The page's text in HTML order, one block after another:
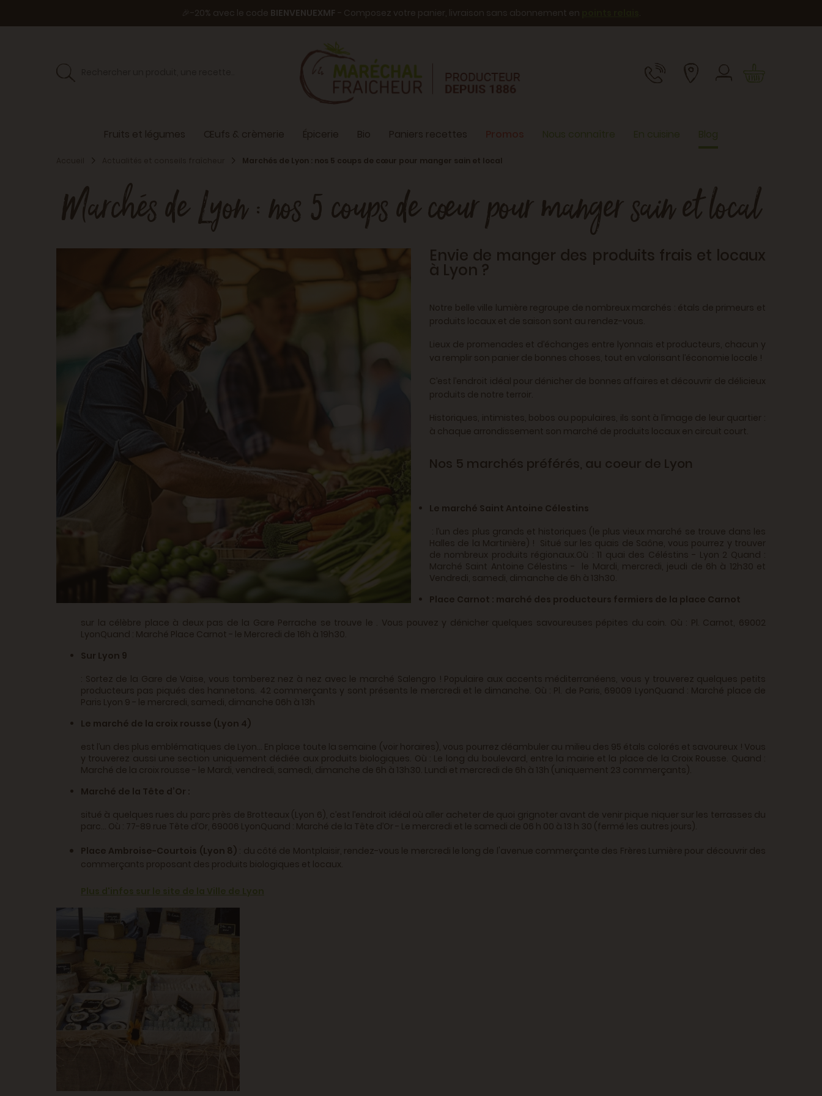
🎉-20% avec le code BIENVENUEXMF - Composez votre panier, livraison sans abonnement en .
Fruits et légumes Œufs & crèmerie Épicerie Bio Paniers recettes Nous connaître En cuisine Blog
Marchés de Lyon : nos 5 coups de cœur pour manger sain et local
Marchés de Lyon : nos 5 coups de cœur pour manger sain et local
Envie de manger des produits frais et locaux
à Lyon ?
Notre belle ville lumière regroupe de nombreux marchés : étals de primeurs et
produits locaux et de saison sont au rendez-vous.
Lieux de promenades et d’échanges entre lyonnais et producteurs, chacun y
va remplir son panier de bonnes choses, tout en valorisant l’économie locale !
C’est l’endroit idéal pour dénicher de bonnes affaires et découvrir de délicieux
produits de notre terroir.
Historiques, intimistes, bobos ou populaires, ils sont à l’image de leur quartier :
à chaque arrondissement son marché de produits locaux en circuit court.
Nos 5 marchés préférés, au coeur de Lyon
Le marché Saint Antoine Célestins
: l’un des plus grands et historiques (le plus vieux marché se trouve dans les
Halles de la Martinière) ! Situé sur les quais de Saône, vous pourrez y trouver
de nombreux produits régionaux.Où : 11 quai des Céléstins - Lyon 2 Quand :
Marché Saint Antoine Célestins - le Mardi, mercredi, jeudi de 6h à 12h30 et
Vendredi, samedi, dimanche de 6h à 13h30.
Place Carnot : marché des producteurs fermiers de la place Carnot
sur la célèbre place à deux pas de la Gare Perrache se trouve le . Vous pouvez y dénicher quelques savoureuses pépites du coin. Où : Pl. Carnot, 69002
LyonQuand : Marché Place Carnot - le Mercredi de 16h à 19h30.
Sur Lyon 9
: Sortez de la Gare de Vaise, vous tomberez nez à nez avec le marché Salengro ! Populaire aux accents méditerranéens, vous y trouverez quelques petits
producteurs pas piqués des hannetons. 42 commerçants y sont présents le mercredi et le dimanche. Où : Pl. de Paris, 69009 LyonQuand : Marché place de
Paris Lyon 9 - le mercredi, samedi, dimanche 06h à 13h
Le marché de la croix rousse (Lyon 4)
est l’un des plus emblématiques de Lyon… En place toute la semaine (voir horaires), vous pourrez déambuler au milieu des 95 étals colorés et savoureux ! Vous
y trouverez aussi une section uniquement dédiée aux produits biologiques. Où : Le long du boulevard, entre la mairie et la place de la Croix Rousse. Quand :
Marché de la croix rousse - le Mardi, vendredi, samedi, dimanche de 6h à 13h30. Lundi et mercredi de 6h à 13h (uniquement 23 commerçants).
Marché de la Tête d’Or :
situé à quelques rues du parc près de Brotteaux (Lyon 6), c’est l’endroit idéal où aller acheter de quoi grignoter avant de venir pique niquer sur les terrasses du
parc… Où : 77-89 rue Tête d’Or, 69006 LyonQuand : Marché de la Tête d’Or - Le mercredi et le samedi de 06 h 00 à 13 h 30 (fermé les autres jours).
Place Ambroise-Courtois (Lyon 8) : du côté de Montplaisir, rendez-vous le mercredi le long de l'avenue commerçante des Frères Lumière pour découvrir des
commerçants proposant des produits biologiques et locaux.
Plus d'infos sur le site de la Ville de Lyon